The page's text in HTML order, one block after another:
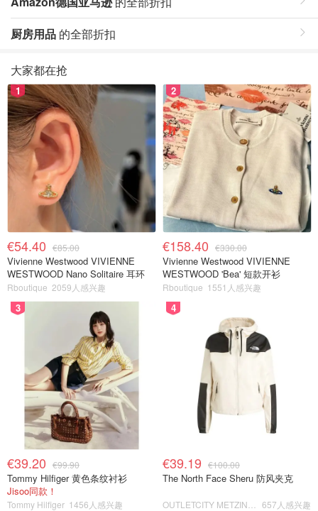
厨房用品 的全部折扣
大家都在抢
1
€54.40 €85.00
Vivienne Westwood VIVIENNE
WESTWOOD Nano Solitaire 耳环
Rboutique 2059人感兴趣
2
€158.40 €330.00
Vivienne Westwood VIVIENNE
WESTWOOD 'Bea' 短款开衫
Rboutique 1551人感兴趣
3
€39.20 €99.90
Tommy Hilfiger 黄色条纹衬衫
Jisoo同款！
Tommy Hilfiger 1456人感兴趣
4
€39.19 €100.00
The North Face Sheru 防风夹克
657人感兴趣